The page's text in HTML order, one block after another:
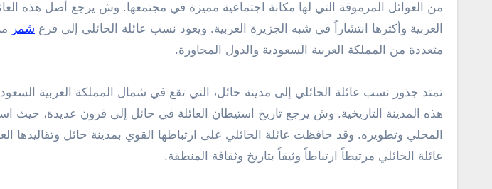
من العوائل المرموقة التي لها مكانة اجتماعية مميزة في مجتمعها. وش يرجع أصل هذه
العربية وأكثرها انتشاراً في شبه الجزيرة العربية. ويعود نسب عائلة الحائلي إلى فرع شمر
متعددة من المملكة العربية السعودية والدول المجاورة.
تمتد جذور نسب عائلة الحائلي إلى مدينة حائل، التي تقع في شمال المملكة العربية
هذه المدينة التاريخية. وش يرجع تاريخ استيطان العائلة في حائل إلى قرون عديدة،
المحلي وتطويره. وقد حافظت عائلة الحائلي على ارتباطها القوي بمدينة حائل
عائلة الحائلي مرتبطاً ارتباطاً وثيقاً بتاريخ وثقافة المنطقة.